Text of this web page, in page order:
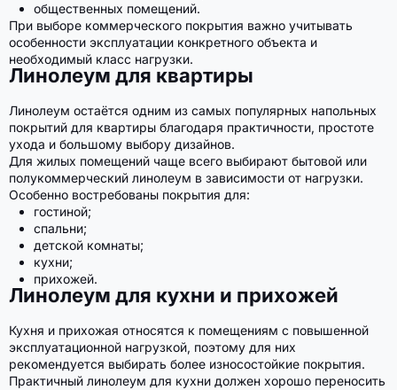
общественных помещений.
При выборе коммерческого покрытия важно учитывать
особенности эксплуатации конкретного объекта и
необходимый класс нагрузки.
Линолеум для квартиры
Линолеум остаётся одним из самых популярных напольных
покрытий для квартиры благодаря практичности, простоте
ухода и большому выбору дизайнов.
Для жилых помещений чаще всего выбирают бытовой или
полукоммерческий линолеум в зависимости от нагрузки.
Особенно востребованы покрытия для:
гостиной;
спальни;
детской комнаты;
кухни;
прихожей.
Линолеум для кухни и прихожей
Кухня и прихожая относятся к помещениям с повышенной
эксплуатационной нагрузкой, поэтому для них
рекомендуется выбирать более износостойкие покрытия.
Практичный линолеум для кухни должен хорошо переносить